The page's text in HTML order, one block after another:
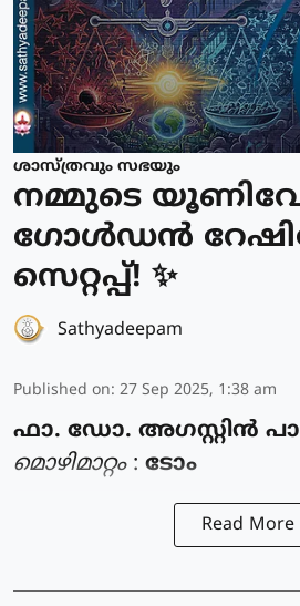
ശാസ്ത്രവും സഭയും
നമ്മുടെ
ഗോൾഡൻ
സെറ്റപ്പ്! ✨
Sathyadeepam
Published on: 27 Sep 2025, 1:38 am
ഫാ. ഡോ. അഗസ്റ്റിൻ
മൊഴിമാറ്റം: ടോം
Read More